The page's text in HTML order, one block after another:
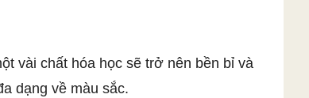
vài chất hóa học sẽ trở nên bền bỉ và
dạng về màu sắc.